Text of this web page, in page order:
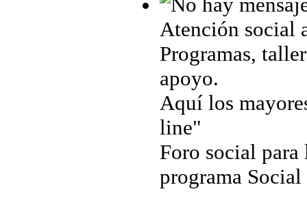
Atención social
Programas,
apoyo.
Aquí los
line"
Foro social
programa